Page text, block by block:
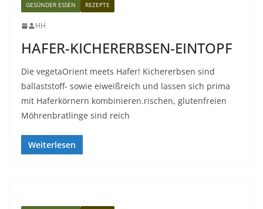
GESÜNDER ESSEN REZEPTE
HH
HAFER-KICHERERBSEN-EINTOPF
Die vegetaOrient meets Hafer! Kichererbsen sind
ballaststoff- sowie eiweißreich und lassen sich prima
mit Haferkörnern kombinieren.rischen, glutenfreien
Möhrenbratlinge sind reich
Weiterlesen